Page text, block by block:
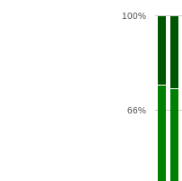
66%
100%